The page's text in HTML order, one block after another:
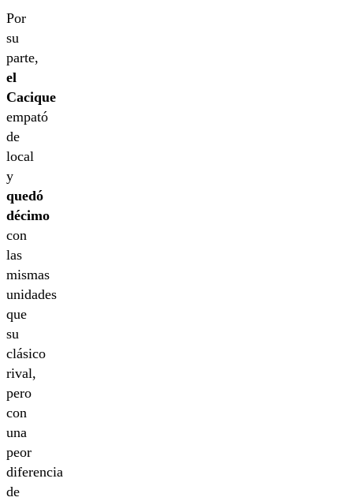
Por
su
parte,
el
Cacique
empató
de
local
y
quedó
décimo
con
las
mismas
unidades
que
su
clásico
rival,
pero
con
una
peor
diferencia
de